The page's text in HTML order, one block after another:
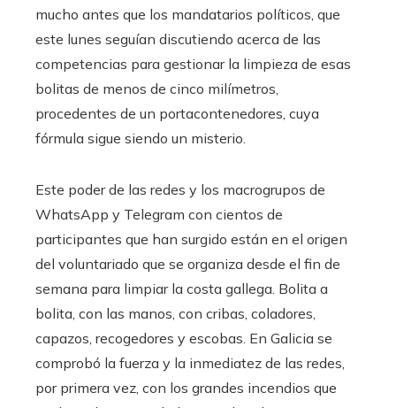
mucho antes que los mandatarios políticos, que
este lunes seguían discutiendo acerca de las
competencias para gestionar la limpieza de esas
bolitas de menos de cinco milímetros,
procedentes de un portacontenedores, cuya
fórmula sigue siendo un misterio.
Este poder de las redes y los macrogrupos de
WhatsApp y Telegram con cientos de
participantes que han surgido están en el origen
del voluntariado que se organiza desde el fin de
semana para limpiar la costa gallega. Bolita a
bolita, con las manos, con cribas, coladores,
capazos, recogedores y escobas. En Galicia se
comprobó la fuerza y la inmediatez de las redes,
por primera vez, con los grandes incendios que